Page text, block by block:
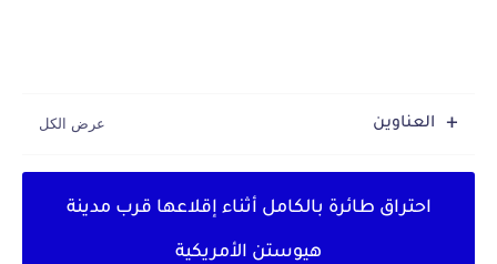
العناوين
احتراق طائرة بالكامل أثناء إقلاعها قرب مدينة
هيوستن الأمريكية